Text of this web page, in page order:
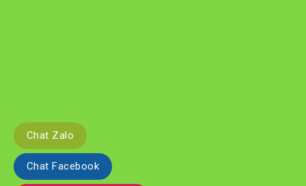
Chat Zalo
Chat Facebook